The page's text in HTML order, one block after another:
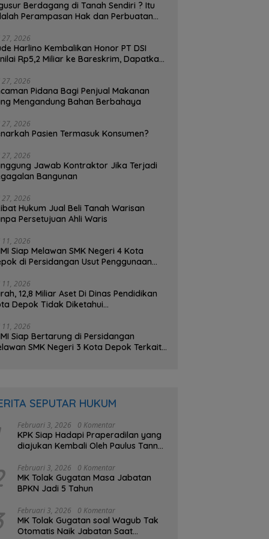
Berdagang di Tanah Sendiri ? Itu
Perampasan Hak dan Perbuatan
27, 2026
Harlino Kembalikan Honor PT DSI
Rp5,2 Miliar ke Bareskrim, Dapatkah
?
27, 2026
Pidana Bagi Penjual Makanan
Mengandung Bahan Berbahaya
27, 2026
Pasien Termasuk Konsumen?
27, 2026
Jawab Kontraktor Jika Terjadi
Bangunan
27, 2026
Hukum Jual Beli Tanah Warisan
Persetujuan Ahli Waris
11, 2026
Siap Melawan SMK Negeri 4 Kota
di Persidangan Usut Penggunaan
11, 2026
12,8 Miliar Aset Di Dinas Pendidikan
Depok Tidak Diketahui
?
11, 2026
Siap Bertarung di Persidangan
SMK Negeri 3 Kota Depok Terkait
SEPUTAR HUKUM
Februari 3, 2026 0 Komentar
KPK Siap Hadapi Praperadilan yang
diajukan Kembali Oleh Paulus Tannos
Februari 3, 2026 0 Komentar
MK Tolak Gugatan Masa Jabatan
BPKN Jadi 5 Tahun
Februari 3, 2026 0 Komentar
MK Tolak Gugatan soal Wagub Tak
Otomatis Naik Jabatan Saat